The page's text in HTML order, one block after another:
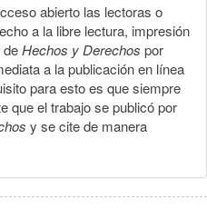
abierto las lectoras o
a la libre lectura, impresión
deHechos y Derechos por
a la publicación en línea
para esto es que siempre
que el trabajo se publicó por
y se cite de manera